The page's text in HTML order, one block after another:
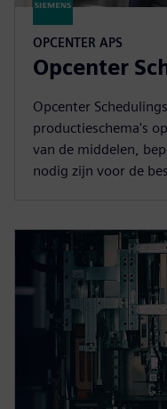
OPCENTER APS
Opcenter
Opcenter
productieschema's
van de middelen,
nodig zijn voor de